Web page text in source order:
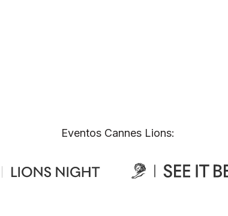
Eventos Cannes Lions: